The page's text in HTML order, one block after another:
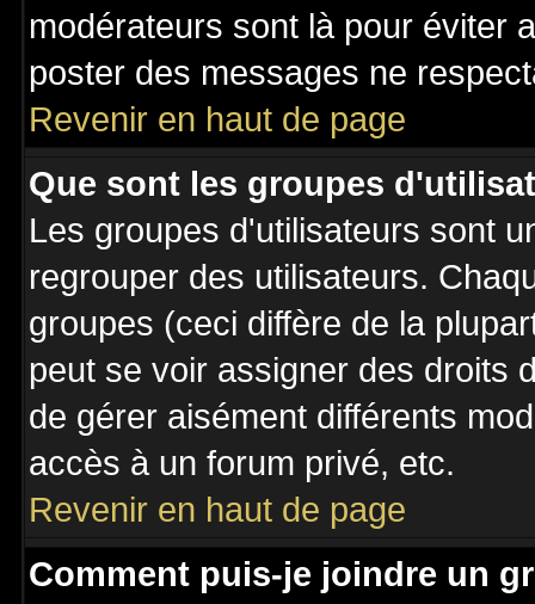
modérateurs sont là pour éviter
poster des messages ne
Revenir en haut de page
Que sont les groupes
Les groupes d'utilisateurs sont
regrouper des utilisateurs.
groupes (ceci diffère de la
peut se voir assigner des droits
de gérer aisément différents
accès à un forum privé, etc.
Revenir en haut de page
Comment puis-je joindre un